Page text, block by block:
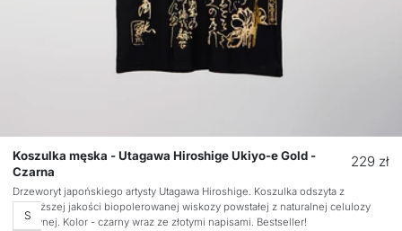
Koszulka męska - Utagawa Hiroshige Ukiyo-e Gold -
Czarna
Cena
229 zł
Drzeworyt japońskiego artysty Utagawa Hiroshige. Koszulka odszyta z
najwyższej jakości biopolerowanej wiskozy powstałej z naturalnej celulozy
drzewnej. Kolor - czarny wraz ze złotymi napisami. Bestseller!
Rozmiar
S